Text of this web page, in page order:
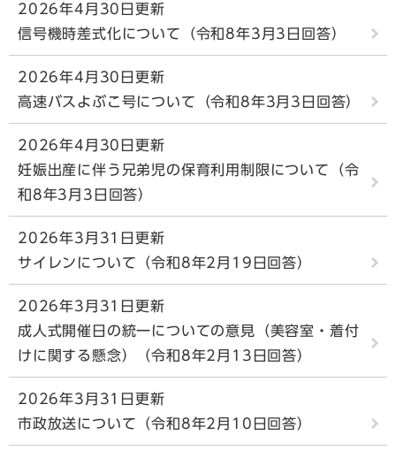
2026年4月30日更新
信号機時差式化について（令和8年3月3日回答）
2026年4月30日更新
高速バスよぶこ号について（令和8年3月3日回答）
2026年4月30日更新
妊娠出産に伴う兄弟児の保育利用制限について（令
和8年3月3日回答）
2026年3月31日更新
サイレンについて（令和8年2月19日回答）
2026年3月31日更新
成人式開催日の統一についての意見（美容室・着付
けに関する懸念）（令和8年2月13日回答）
2026年3月31日更新
市政放送について（令和8年2月10日回答）